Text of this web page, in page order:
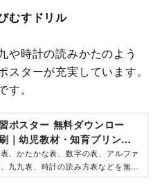
むすドリル
や時計の読みかたのよう
ターが充実しています。
。
ポスター 無料ダウンロー
｜幼児教材・知育プリント
すドリル【幼児の学習素材
、かたかな表、数字の表、アルファ
九九表、時計の読み方表などを無料